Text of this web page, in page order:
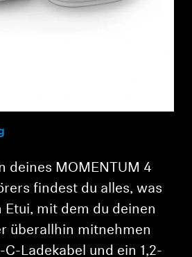
deines MOMENTUM 4
findest du alles, was
Etui, mit dem du deinen
überallhin mitnehmen
C-Ladekabel und ein 1,2-
Ihrem Konto an, um
hinzuzufügen und
Artikel anzuzeigen.
Login